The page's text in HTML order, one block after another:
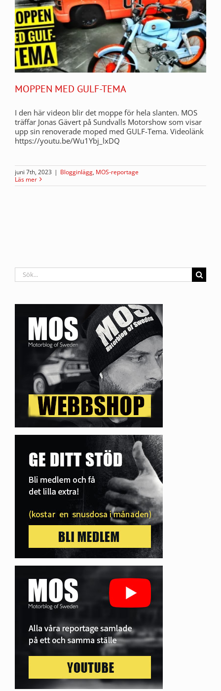
MOPPEN MED GULF-TEMA
I den här videon blir det moppe för hela slanten. MOS
träffar Jonas Gävert på Sundvalls Motorshow som visar
upp sin renoverade moped med GULF-Tema. Videolänk
https://youtu.be/Wu1Ybj_lxDQ
juni 7th, 2023 | Blogginlägg, MOS-reportage
Läs mer
Sök
efter: